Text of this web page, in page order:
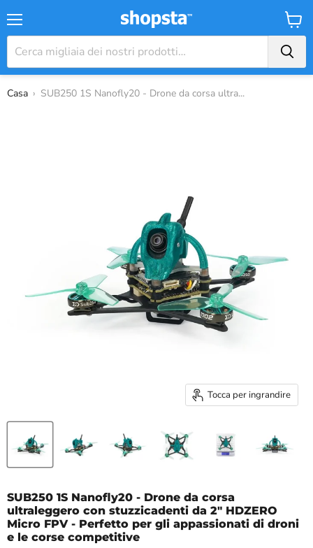
Casa › SUB250 1S Nanofly20 - Drone da corsa ultra...
Tocca per ingrandire
SUB250 1S Nanofly20 - Drone da corsa
ultraleggero con stuzzicadenti da 2" HDZERO
Micro FPV - Perfetto per gli appassionati di droni
e le corse competitive